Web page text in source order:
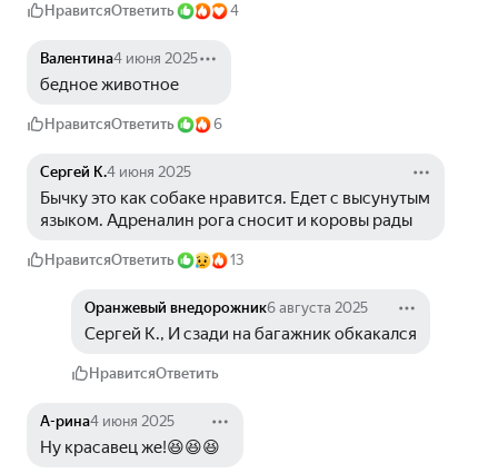
НравитсяОтветить 4
Валентина4 июня 2025
бедное животное
НравитсяОтветить 6
Сергей К.4 июня 2025
Бычку это как собаке нравится. Едет с высунутым
языком. Адреналин рога сносит и коровы рады
НравитсяОтветить 13
Оранжевый внедорожник6 августа 2025
Сергей К., И сзади на багажник обкакался
НравитсяОтветить
А-рина4 июня 2025
Ну красавец же!😆😆😆